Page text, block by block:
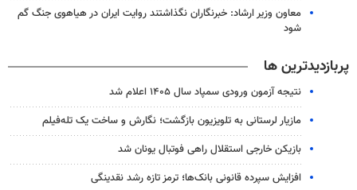
معاون وزیر ارشاد: خبرنگاران نگذاشتند روایت ایران در هیاهوی جنگ گم
شود
پربازدیدترین ها
نتیجه آزمون ورودی سمپاد سال ۱۴۰۵ اعلام شد
مازیار لرستانی به تلویزیون بازگشت؛ نگارش و ساخت یک تله‌فیلم
بازیکن خارجی استقلال راهی فوتبال یونان شد
افزایش سپرده قانونی بانک‌ها؛ ترمز تازه رشد نقدینگی